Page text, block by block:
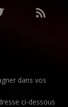
dans vos
ci-dessous